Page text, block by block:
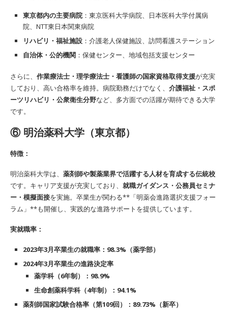
東京都内の主要病院 ：東京医科大学病院、日本医科大学付属病
院、NTT東日本関東病院
リハビリ・福祉施設 ：介護老人保健施設、訪問看護ステーション
自治体・公的機関 ：保健センター、地域包括支援センター
さらに、 作業療法士・理学療法士・看護師の国家資格取得支援が充実
しており、高い合格率を維持。病院勤務だけでなく、 介護福祉・スポ
ーツリハビリ・公衆衛生分野など、多方面での活躍が期待できる大学
です。
⑥ 明治薬科大学（東京都）
特徴：
明治薬科大学は、 薬剤師や製薬業界で活躍する人材を育成する伝統校
です。キャリア支援が充実しており、 就職ガイダンス・公務員セミナ
ー・模擬面接を実施。卒業生が関わる**「明薬会進路選択支援フォー
ラム」**も開催し、実践的な進路サポートを提供しています。
実就職率：
2023年3月卒業生の就職率：98.3%（薬学部）
2024年3月卒業生の進路決定率
薬学科（6年制）：98.9%
生命創薬科学科（4年制）：94.1%
薬剤師国家試験合格率（第109回）： 89.73% （新卒）